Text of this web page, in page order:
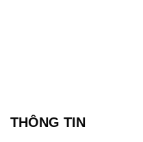
THÔNG TIN